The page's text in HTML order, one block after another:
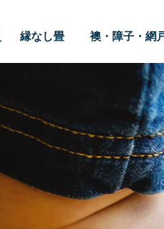
縁なし畳 襖・障子・網